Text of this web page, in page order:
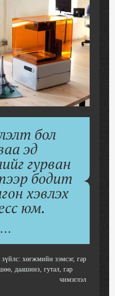
бол
эд
гурван
бодит
хэвлэх
юм.
...
хөгжмийн зэмсэг, гар
гутал, гар
чимэглэл